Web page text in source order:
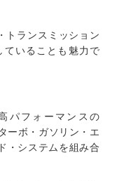
トランスミッション
ていることも魅力で
パフォーマンスの
ーボ・ガソリン・エ
・システムを組み合